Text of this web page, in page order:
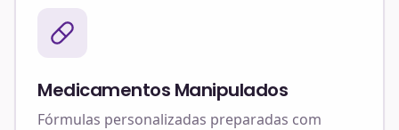
Medicamentos Manipulados
Fórmulas personalizadas preparadas com